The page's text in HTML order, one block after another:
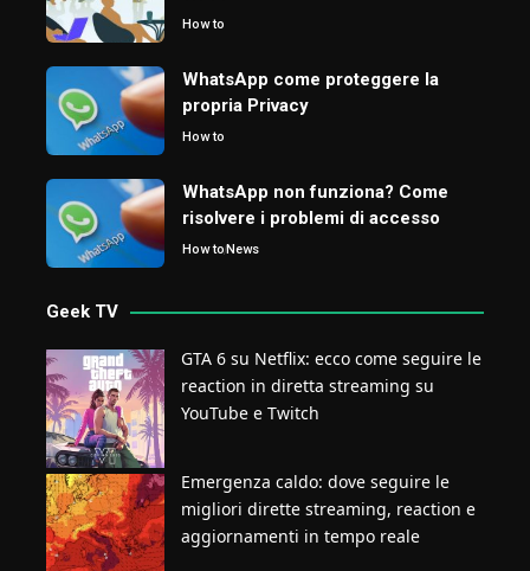
How to
WhatsApp come proteggere la
propria Privacy
How to
WhatsApp non funziona? Come
risolvere i problemi di accesso
How toNews
Geek TV
GTA 6 su Netflix: ecco come seguire le
reaction in diretta streaming su
YouTube e Twitch
Emergenza caldo: dove seguire le
migliori dirette streaming, reaction e
aggiornamenti in tempo reale